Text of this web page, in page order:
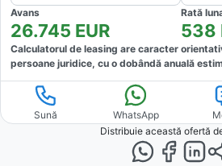
Avans
26.745 EUR
Rată
538
Calculatorul de leasing are caracter
persoane juridice, cu o dobândă anuală
Sună WhatsApp
Distribuie această ofertă